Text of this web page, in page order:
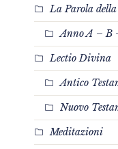
La Parola
Anno A – B
Lectio Divina
Antico
Nuovo
Meditazioni